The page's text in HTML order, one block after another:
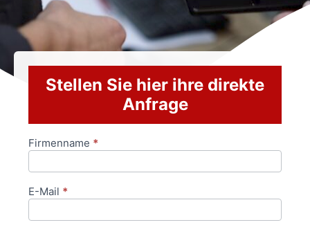
Stellen Sie hier ihre direkte
Anfrage
Anfrageformular
Firmenname *
E-Mail *